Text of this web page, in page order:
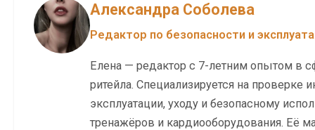
Александра Соболева
Редактор по безопасности и
Елена — редактор с 7-летним опытом в
ритейла. Специализируется на проверке
эксплуатации, уходу и безопасному
тренажёров и кардиооборудования. Её